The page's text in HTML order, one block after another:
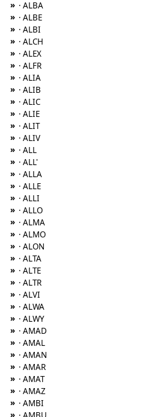
» · ALBA
» · ALBE
» · ALBI
» · ALCH
» · ALEX
» · ALFR
» · ALIA
» · ALIB
» · ALIC
» · ALIE
» · ALIT
» · ALIV
» · ALL
» · ALL'
» · ALLA
» · ALLE
» · ALLI
» · ALLO
» · ALMA
» · ALMO
» · ALON
» · ALTA
» · ALTE
» · ALTR
» · ALVI
» · ALWA
» · ALWY
» · AMAD
» · AMAL
» · AMAN
» · AMAR
» · AMAT
» · AMAZ
» · AMBI
»